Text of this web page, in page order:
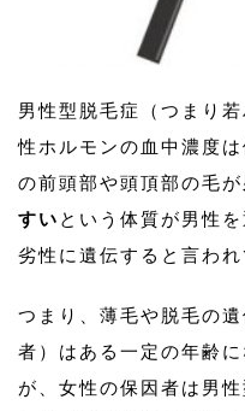
男性型脱毛症（つまり
性ホルモンの血中濃度
の前頭部や頭頂部の毛が
すい という体質が男性
劣性に遺伝すると言われ
つまり、薄毛や脱毛の
者）はある一定の年齢
が、女性の保因者は男